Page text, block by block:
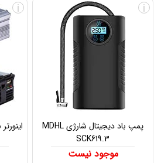
پمپ باد دیجیتال شارژی MDHL
SCK619.3
موجود نیست
i
i